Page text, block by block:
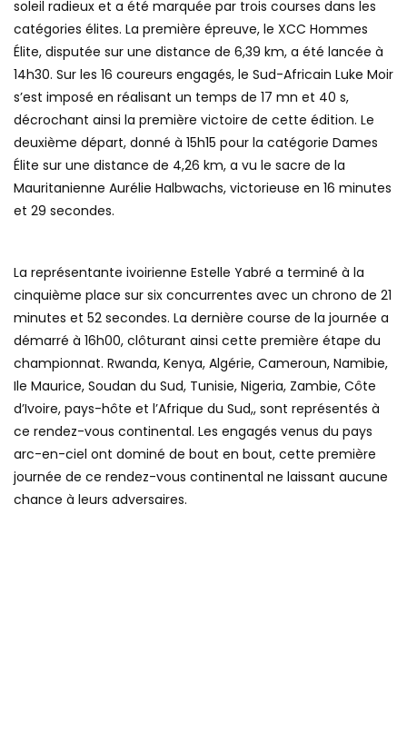
soleil radieux et a été marquée par trois courses dans les
catégories élites. La première épreuve, le XCC Hommes
Élite, disputée sur une distance de 6,39 km, a été lancée à
14h30. Sur les 16 coureurs engagés, le Sud-Africain Luke Moir
s’est imposé en réalisant un temps de 17 mn et 40 s,
décrochant ainsi la première victoire de cette édition. Le
deuxième départ, donné à 15h15 pour la catégorie Dames
Élite sur une distance de 4,26 km, a vu le sacre de la
Mauritanienne Aurélie Halbwachs, victorieuse en 16 minutes
et 29 secondes.
La représentante ivoirienne Estelle Yabré a terminé à la
cinquième place sur six concurrentes avec un chrono de 21
minutes et 52 secondes. La dernière course de la journée a
démarré à 16h00, clôturant ainsi cette première étape du
championnat. Rwanda, Kenya, Algérie, Cameroun, Namibie,
Ile Maurice, Soudan du Sud, Tunisie, Nigeria, Zambie, Côte
d’Ivoire, pays-hôte et l’Afrique du Sud,, sont représentés à
ce rendez-vous continental. Les engagés venus du pays
arc-en-ciel ont dominé de bout en bout, cette première
journée de ce rendez-vous continental ne laissant aucune
chance à leurs adversaires.